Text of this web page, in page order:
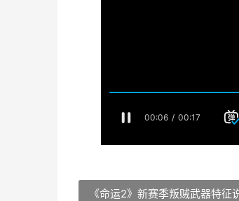
《命运2》新赛季叛贼武器特征